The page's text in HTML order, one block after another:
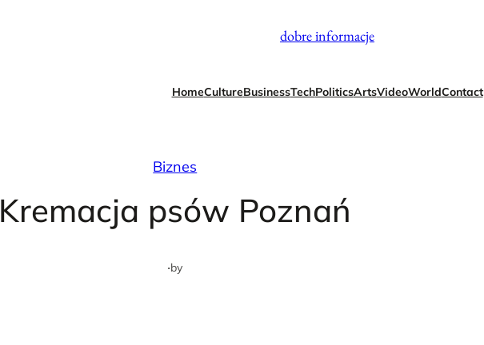
dobre informacje
HomeCultureBusinessTechPoliticsArtsVideoWorldContact
Biznes
Kremacja psów Poznań
·by